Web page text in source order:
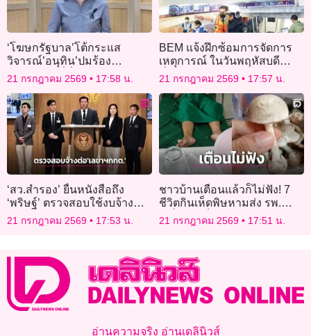
‘โฆษกรัฐบาล’โต้กระแส
วิจารณ์’อนุทิน’ปมร้อง
เพลง’เถียนมี่มี่’ ระหว่างเยือน
จีน ย้ำเป็นตัวอย่าง’การทูตด้วย
ดนตรี’
21 กรกฎาคม 2569 17:58 น.
BEM แจ้งฝึกซ้อมการจัดการ
เหตุการณ์ ในวันพฤหัสบดี
ที่ 23 กรกฎาคม 2569
21 กรกฎาคม 2569 17:57 น.
‘สว.สำรอง’ ยื่นหนังสือถึง
‘พริษฐ์’ ตรวจสอบใช้งบจ้าง
‘แสวง’ ปี 68 คะแนนประเมิน
‘ไม่ผ่าน’
21 กรกฎาคม 2569 17:53 น.
ชาวบ้านเตือนแล้วก็ไม่ฟัง! 7
ชีวิตกินเห็ดพิษหามส่ง รพ.
เหยื่อเผยเข็ดแล้วไม่กล้าแตะ
21 กรกฎาคม 2569 17:51 น.
อ่านความจริง อ่านเดลินิวส์